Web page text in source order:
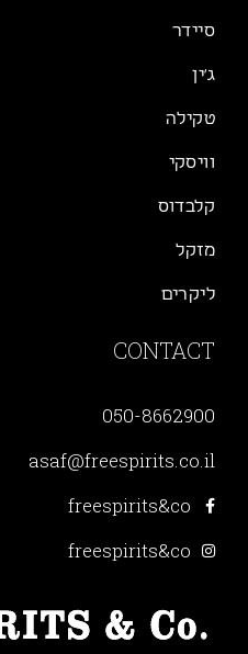
סיידר
ג׳ין
טקילה
וויסקי
קלבדוס
מזקל
ליקרים
CONTACT
050-8662900
asaf@freespirits.co.il
freespirits&co
freespirits&co